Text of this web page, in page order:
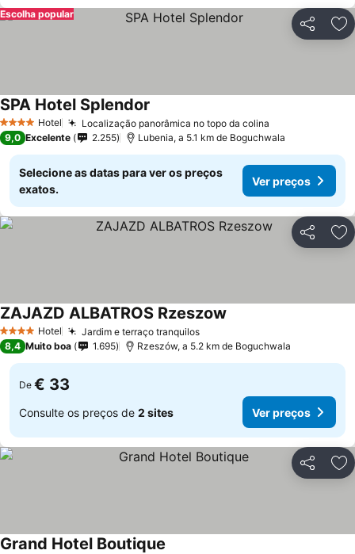
Partilhar
Escolha popular
4 EstrelasHotel Localização panorâmica no topo da colina
SPA Hotel Splendor
9,0 Excelente 2.255 Lubenia, a 5.1 km de Boguchwala
Selecione as datas para ver os preços
exatos.
Ver preços
Partilhar
4 EstrelasHotel Jardim e terraço tranquilos
ZAJAZD ALBATROS Rzeszow
8,4 Muito boa 1.695 Rzeszów, a 5.2 km de Boguchwala
De € 33
Consulte os preços de 2 sites Ver preços
Partilhar
Grand Hotel Boutique